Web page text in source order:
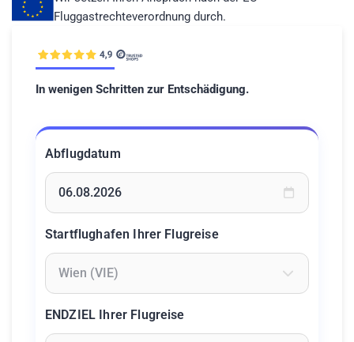
Fluggastrechteverordnung durch.
In wenigen Schritten zur Entschädigung.
Abflugdatum
Startflughafen Ihrer Flugreise
ENDZIEL Ihrer Flugreise